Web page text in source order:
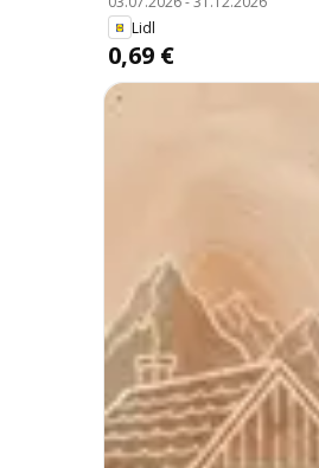
Lidl
0,69 €